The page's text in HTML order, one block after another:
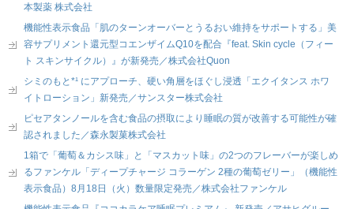
本製薬 株式会社
機能性表示食品「肌のターンオーバーとうるおい維持をサポートする」美
容サプリメント還元型コエンザイムQ10を配合『feat. Skin cycle（フィー
ト スキンサイクル）』が新発売／株式会社Quon
シミのもと*¹ にアプローチ、硬い角層をほぐし浸透「エクイタンス ホワ
イトローション」新発売／サンスター株式会社
ピセアタンノールを含む食品の摂取により睡眠の質が改善する可能性が確
認されました／森永製菓株式会社
1箱で「葡萄＆カシス味」と「マスカット味」の2つのフレーバーが楽しめ
るファンケル「ディープチャージ コラーゲン 2種の葡萄ゼリー」（機能性
表示食品）8月18日（火）数量限定発売／株式会社ファンケル